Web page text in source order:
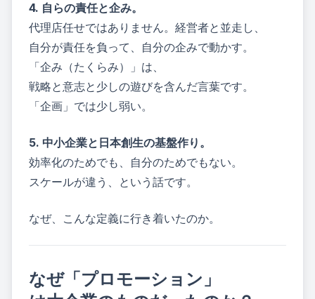
4. 自らの責任と企み。
代理店任せではありません。経営者と並走し、
自分が責任を負って、自分の企みで動かす。
「企み（たくらみ）」は、
戦略と意志と少しの遊びを含んだ言葉です。
「企画」では少し弱い。
5. 中小企業と日本創生の基盤作り。
効率化のためでも、自分のためでもない。
スケールが違う、という話です。
なぜ、こんな定義に行き着いたのか。
なぜ「プロモーション」